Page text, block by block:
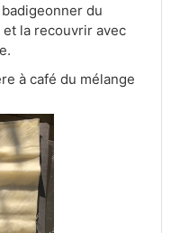
du
la recouvrir avec
à café du mélange